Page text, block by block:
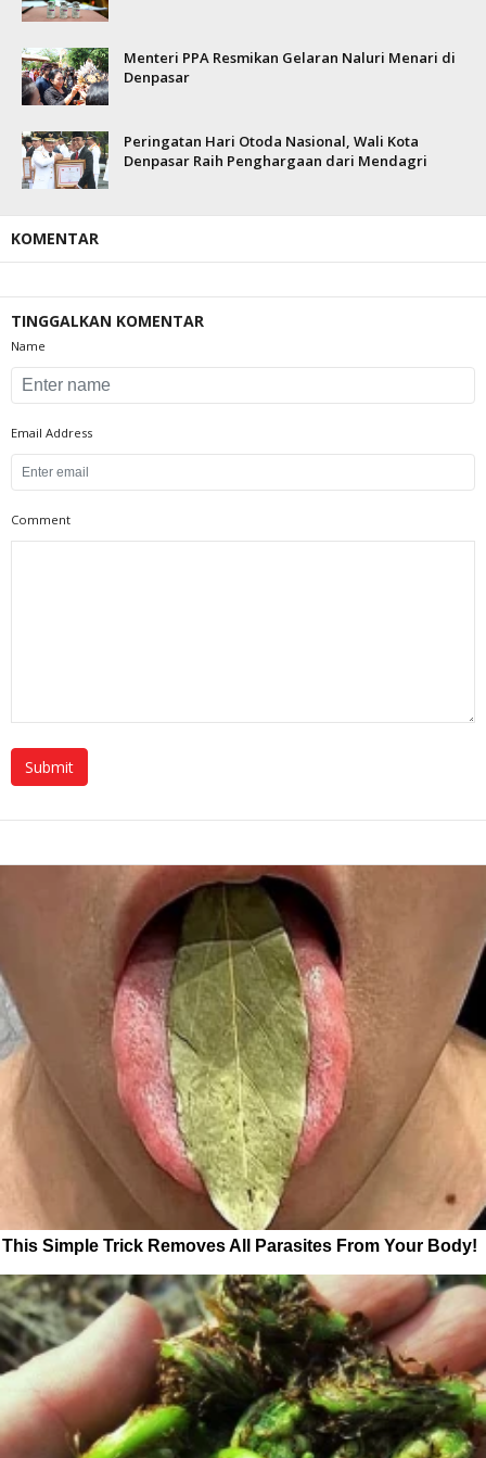
Menteri PPA Resmikan Gelaran Naluri Menari di
Denpasar
Peringatan Hari Otoda Nasional, Wali Kota
Denpasar Raih Penghargaan dari Mendagri
KOMENTAR
TINGGALKAN KOMENTAR
Name
Email Address
Comment
This Simple Trick Removes All Parasites From Your Body!